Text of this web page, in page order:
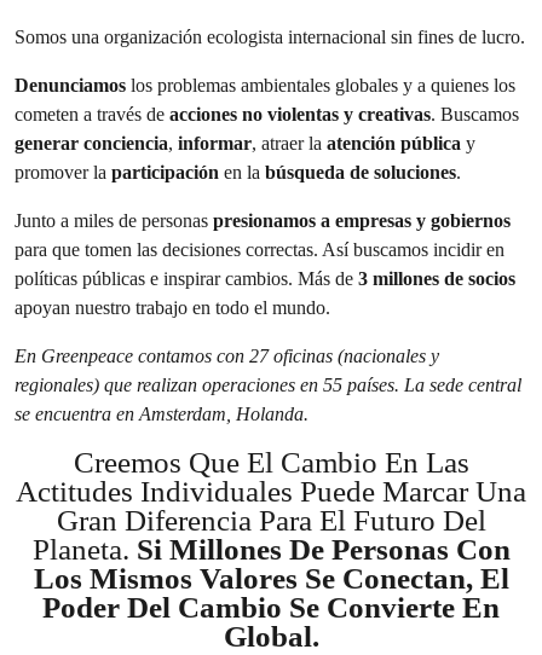
Somos una organización ecologista internacional sin fines de lucro.
Denunciamos los problemas ambientales globales y a quienes los
cometen a través de acciones no violentas y creativas. Buscamos
generar conciencia, informar, atraer la atención pública y
promover la participación en la búsqueda de soluciones.
Junto a miles de personas presionamos a empresas y gobiernos
para que tomen las decisiones correctas. Así buscamos incidir en
políticas públicas e inspirar cambios. Más de 3 millones de socios
apoyan nuestro trabajo en todo el mundo.
En Greenpeace contamos con 27 oficinas (nacionales y
regionales) que realizan operaciones en 55 países. La sede central
se encuentra en Amsterdam, Holanda.
Creemos Que El Cambio En Las
Actitudes Individuales Puede Marcar Una
Gran Diferencia Para El Futuro Del
Planeta. Si Millones De Personas Con
Los Mismos Valores Se Conectan, El
Poder Del Cambio Se Convierte En
Global.